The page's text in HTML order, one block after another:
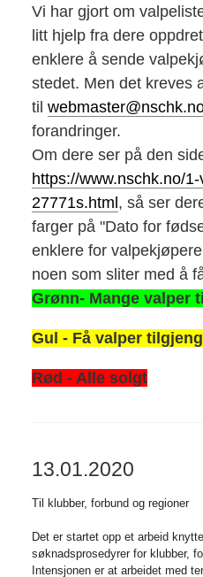
Vi har gjort om
litt hjelp fra dere
enklere å sende
stedet. Men det kreves
til
forandringer.
Om dere ser på den
https://www.nschk.no/
27771s.html , så ser
farger på "Dato for
enklere for
noen som sliter med å
Grønn- Mange valper
Gul - Få valper
Rød - Alle solgt
13.01.2020
Til klubber, forbund og regioner
Det er startet opp et arbeid
søknadsprosedyrer for klubber,
Intensjonen er at arbeidet med